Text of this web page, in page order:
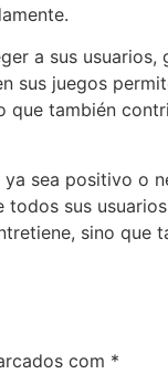
a sus
juegos
también
sea positivo o
sus
sino
com *